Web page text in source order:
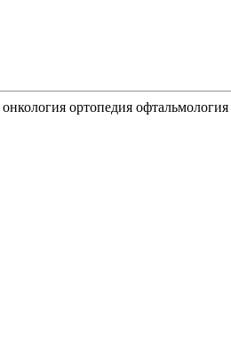
онкология ортопедия офтальмология